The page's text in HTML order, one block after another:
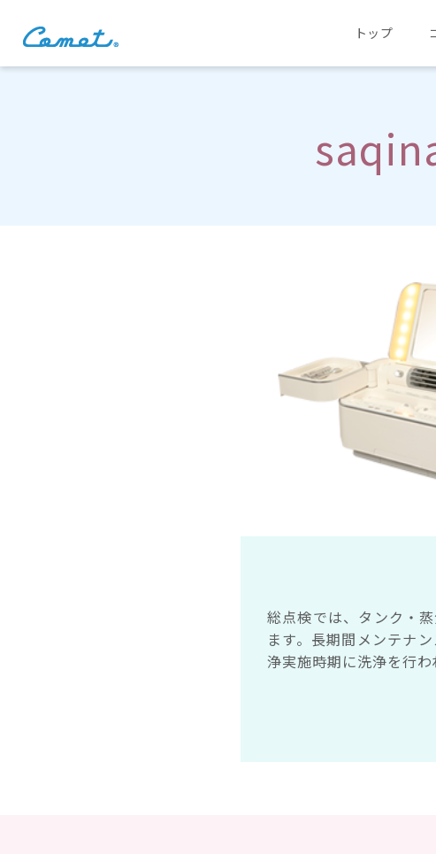
トップ
総点検では、タンク・
ます。長期間メンテナ
浄実施時期に洗浄を行